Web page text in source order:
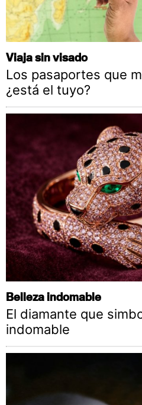
Viaja sin visado
Los pasaportes que
¿está el tuyo?
Belleza indomable
El diamante que
indomable